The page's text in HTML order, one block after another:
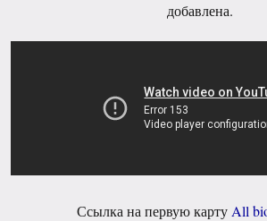
добавлена.
Ссылка на первую карту All